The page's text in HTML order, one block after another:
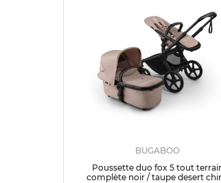
BUGABOO
Poussette duo fox 5 tout
complète noir / taupe desert